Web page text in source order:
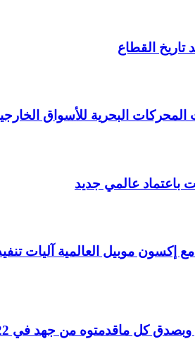
تاريخ القطاع
باعتماد عالمي جديد
مع إكسون موبيل العالمية آليات
كل ماقدمتوه من جهد في 2022